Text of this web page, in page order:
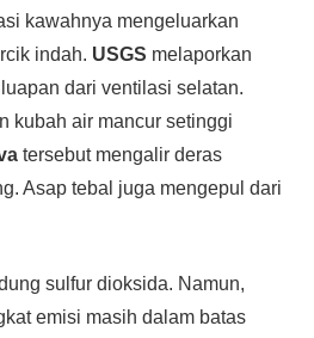
kawahnya mengeluarkan
indah. USGS melaporkan
dari ventilasi selatan.
kubah air mancur setinggi
tersebut mengalir deras
Asap tebal juga mengepul dari
sulfur dioksida. Namun,
emisi masih dalam batas